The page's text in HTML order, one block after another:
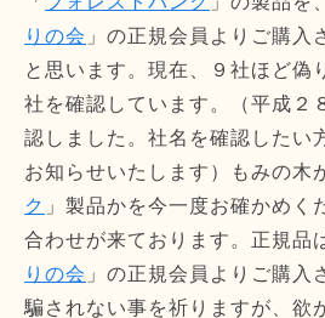
りの会 」の正規会員よりご購入
と思います。現在、９社ほど偽
社を確認しています。（平成２
認しました。社名を確認したい
お知らせいたします）もみの木
ク 」製品かを今一度お確かめく
合わせが来ております。正規品
りの会 」の正規会員よりご購入
騙されない事を祈りますが、欲